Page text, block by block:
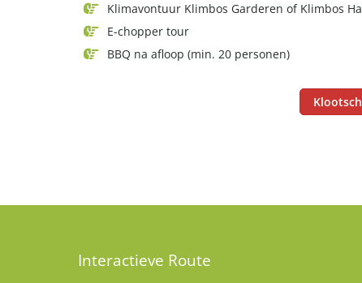
Klimavontuur Klimbos Garderen of Klimbos
E-chopper tour
BBQ na afloop (min. 20 personen)
Interactieve Route